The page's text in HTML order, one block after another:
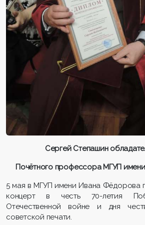
Сергей Степашин
Почётного профессора МГУП
5 мая в МГУП имени Ивана Фёдорова
концерт в честь 70-летия
Отечественной войне и дня
советской печати.